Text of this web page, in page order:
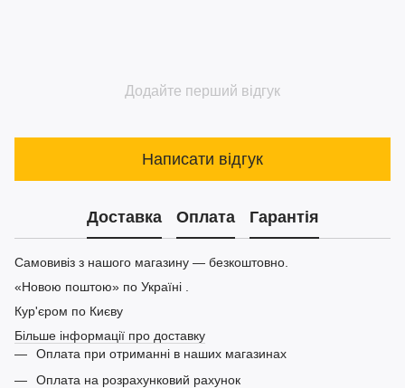
Додайте перший відгук
Написати відгук
Доставка Оплата Гарантія
Самовивіз з нашого магазину — безкоштовно.
«Новою поштою» по Україні .
Кур'єром по Києву
Більше інформації про доставку
Оплата при отриманні в наших магазинах
Оплата на розрахунковий рахунок